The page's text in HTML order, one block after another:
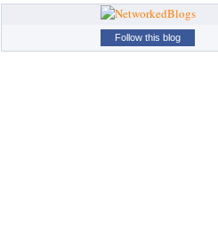
Follow this blog